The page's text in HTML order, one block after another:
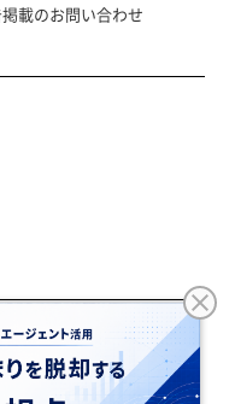
載のお問い合わせ
はソフトバンクグループのS
います。